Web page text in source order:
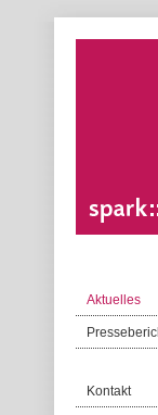
Aktuelles
Kontakt